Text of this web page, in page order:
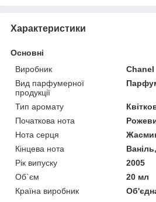
Характеристики
Основні
Виробник
Chanel
Вид парфумерної
продукції
Тип аромату
Початкова нота
Нота серця
Кінцева нота
Рік випуску
2005
Об`єм
20 мл
Країна виробник